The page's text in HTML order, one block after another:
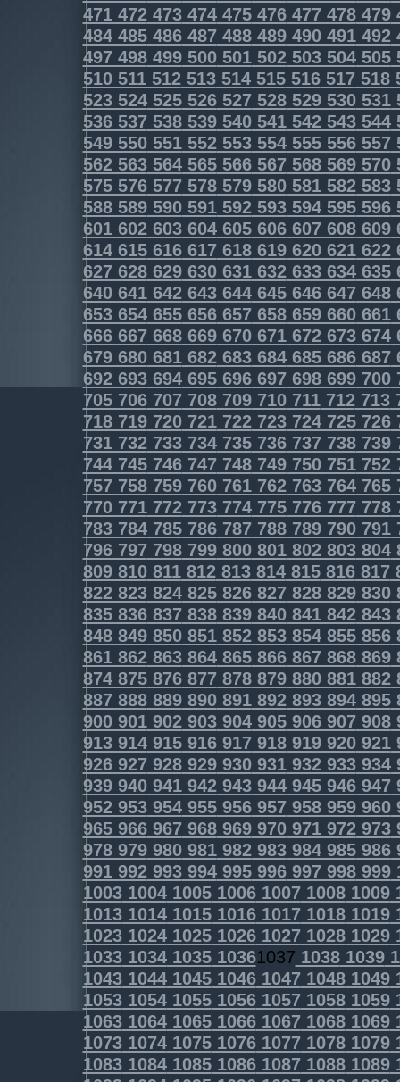
471472473474475476477478479
484485486487488489490491492
497498499500501502503504505
510511512513514515516517518
523524525526527528529530531
536537538539540541542543544
549550551552553554555556557
562563564565566567568569570
575576577578579580581582583
588589590591592593594595596
601602603604605606607608609
614615616617618619620621622
627628629630631632633634635
640641642643644645646647648
653654655656657658659660661
666667668669670671672673674
679680681682683684685686687
692693694695696697698699700
705706707708709710711712713
718719720721722723724725726
731732733734735736737738739
744745746747748749750751752
757758759760761762763764765
770771772773774775776777778
783784785786787788789790791
796797798799800801802803804
809810811812813814815816817
822823824825826827828829830
835836837838839840841842843
848849850851852853854855856
861862863864865866867868869
874875876877878879880881882
887888889890891892893894895
900901902903904905906907908
913914915916917918919920921
926927928929930931932933934
939940941942943944945946947
952953954955956957958959960
965966967968969970971972973
978979980981982983984985986
991992993994995996997998999
1003100410051006100710081009
1013101410151016101710181019
1023102410251026102710281029
10331034103510361037 10381039
1043104410451046104710481049
1053105410551056105710581059
1063106410651066106710681069
1073107410751076107710781079
1083108410851086108710881089